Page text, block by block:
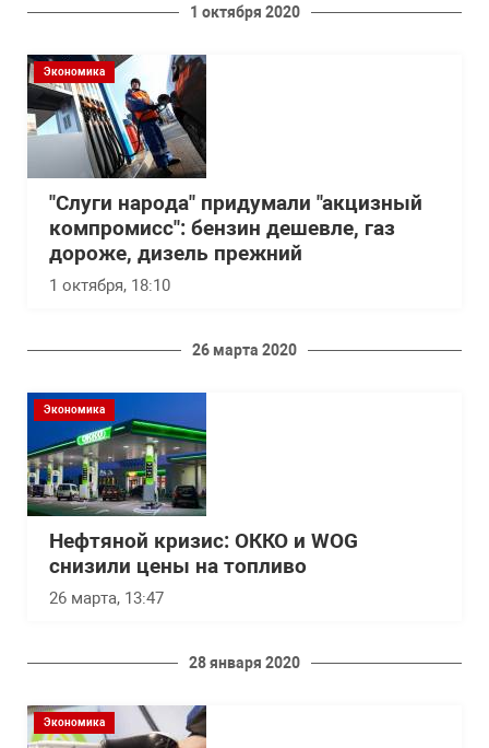
1 октября 2020
Экономика
"Слуги народа" придумали "акцизный
компромисс": бензин дешевле, газ
дороже, дизель прежний
1 октября, 18:10
26 марта 2020
Экономика
Нефтяной кризис: ОККО и WOG
снизили цены на топливо
26 марта, 13:47
28 января 2020
Экономика